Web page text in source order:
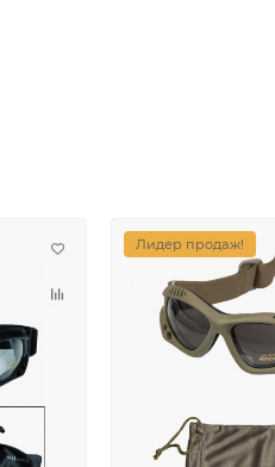
Лидер продаж!